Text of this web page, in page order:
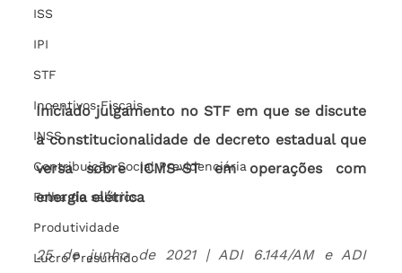
ISS
IPI
STF
Incentivos Fiscais
INSS
Contribuição Social Previdenciária
Folha de salários
Produtividade
Lucro Presumido
Iniciado julgamento no STF em que se discute
a constitucionalidade de decreto estadual que
versa sobre ICMS-ST em operações com
energia elétrica
25 de junho de 2021 | ADI 6.144/AM e ADI